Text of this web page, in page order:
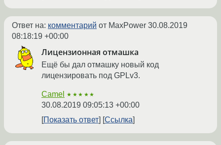
Ответ на: комментарий от MaxPower 30.08.2019
08:18:19 +00:00
Лицензионная отмашка
Ещё бы дал отмашку новый код
лицензировать под GPLv3.
Camel ★★★★★
30.08.2019 09:05:13 +00:00
Показать ответ
Ссылка